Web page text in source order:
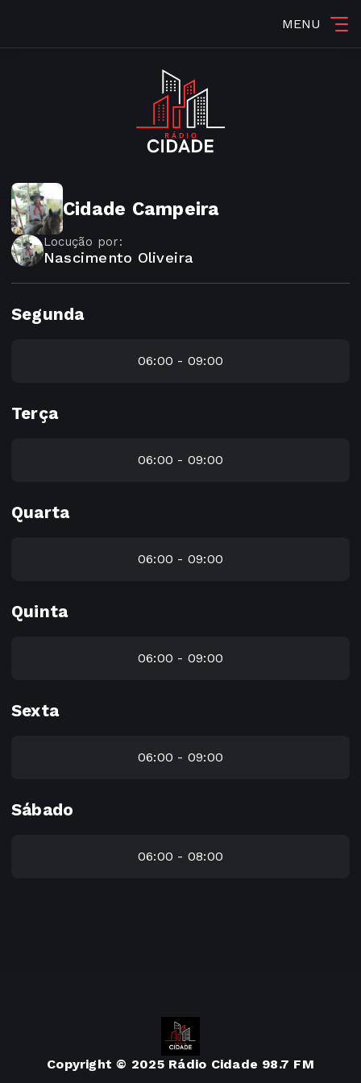
MENU
Cidade Campeira
Locução por:
Nascimento Oliveira
Segunda
06:00 - 09:00
Terça
06:00 - 09:00
Quarta
06:00 - 09:00
Quinta
06:00 - 09:00
Sexta
06:00 - 09:00
Sábado
06:00 - 08:00
Copyright © 2025 Rádio Cidade 98.7 FM